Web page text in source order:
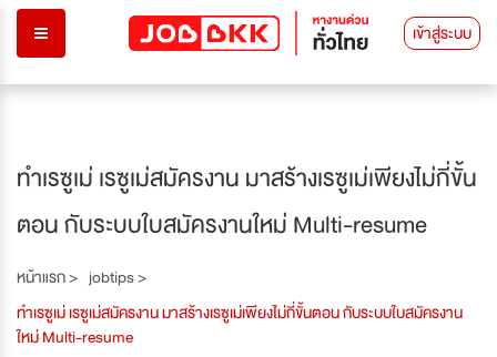
เข้าสู่ระบบ
ทำเรซูเม่ เรซูเม่สมัครงาน มาสร้างเรซูเม่เพียงไม่กี่ขั้น
ตอน กับระบบใบสมัครงานใหม่ Multi-resume
หน้าแรก > jobtips >
ทำเรซูเม่ เรซูเม่สมัครงาน มาสร้างเรซูเม่เพียงไม่กี่ขั้นตอน กับระบบใบสมัครงาน
ใหม่ Multi-resume